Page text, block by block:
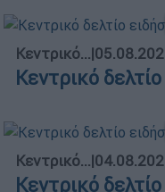
Κεντρικό...|
Κεντρικό
Κεντρικό...|
Κεντρικό